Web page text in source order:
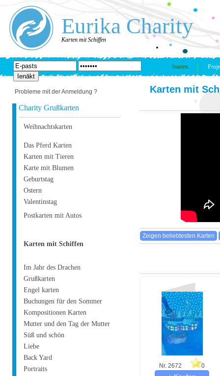
Eurika Charity
Karten mit Schiffen
Starten
Probleme mit der Anmeldung ?
Charity Grußkarten
Weihnachtskarten
Das Pferd Karten
Karten mit Tieren
Karte mit Blumen
Geburtstag
Ostern
Valentinstag
Postkarten mit Autos
Karten mit Schiffen
Im Jahr des Drachen
Grußkarten
Engel karten
Buchungen für den Sommer
Kompositionen Karten
Mutter und den Tag der Mutter
Süß und schön
Liebe
Back Yard
Portraits
Karten mit
Nr. 2672 0